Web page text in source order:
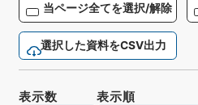
当ページ全てを選択/解除
選択した資料をCSV出力
表示数 表示順